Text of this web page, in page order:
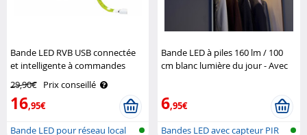
Bande LED RVB USB connectée
et intelligente à commandes
vocales WRL-34 Luminea Home
Control
29,90€ Prix conseillé
16,95€
Bande LED pour réseau local
Bande LED à piles 160 lm / 100
cm blanc lumière du jour - Avec
6,95€
Bandes LED avec capteur PIR